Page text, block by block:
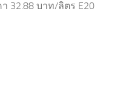
32.88 บาท/ลิตร E20